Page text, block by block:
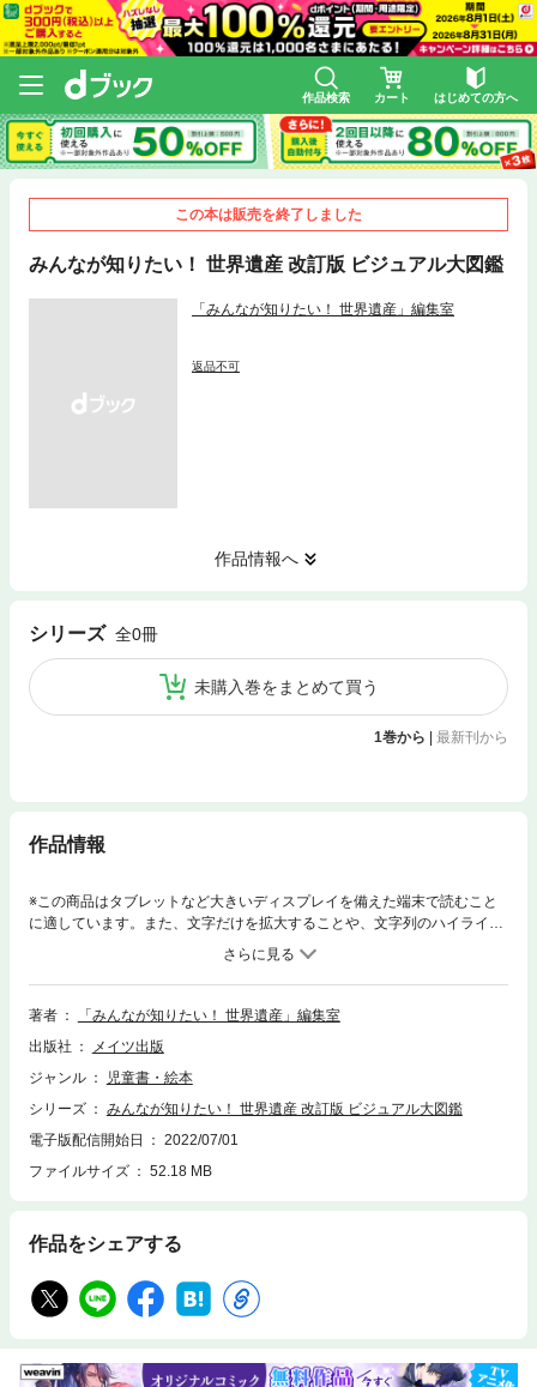
作品検索 カート はじめての方へ
この本は販売を終了しました
みんなが知りたい！ 世界遺産 改訂版 ビジュアル大図鑑
「みんなが知りたい！ 世界遺産」編集室
返品不可
作品情報へ
シリーズ 全0冊
未購入巻をまとめて買う
1巻から 最新刊から
作品情報
※この商品はタブレットなど大きいディスプレイを備えた端末で読むこと
に適しています。また、文字だけを拡大することや、文字列のハイライ
ト、検索、辞書の参照、引用などの機能が使用できません。★ 遺産が登録
される流れや「危機遺産」の解説付き! ★ 日本・海外の代表的な「文化遺
産」「自然遺産」「複合遺産」を大きな写真とわかりやすい解説でご紹介
します。◆◇◆ 本書について ◆◇◆本書は、世界遺産総数1154件(2022年1
を紹介しています。大きな写真で漢字にはルビをふり、小学生にもわかり
やすく解説しています。子どもから大人までの「みんなが知りたい! 」情
ることになるとうれしいです。◆◇◆ 主な目次 ◆◇◆☆ 巻頭特集一度は見た
い! 世界遺産ベスト10* マチュ・ピチュの歴史保護区(ペルー)* ナスカとパ
ルパの地上絵(ペルー)* アンコール(カンボジア)* アテネのアクロポリス(ギ
リシャ)* ヴェルサイユ宮殿と庭園(フランス)* 万里の長城(中国)・・・など
イ)* ルアン・パバンの町(ラオス)* 古都シギリヤ(スリランカ)* エルサレム
スチナ)* イスタンブール歴史地区(トルコ)* ペトラ(ヨルダン)* イスファハ
ンのイマーム広場(イラン)・・・など☆ 第2章東アジア・オセアニア* 九塞
ー・オペラハウス(オーストラリア)* グレート・バリア・リーフ(オースト
著者
「みんなが知りたい！ 世界遺産」編集室
出版社
メイツ出版
ジャンル
児童書・絵本
シリーズ
みんなが知りたい！ 世界遺産 改訂版 ビジュアル大図鑑
電子版配信開始日
2022/07/01
ファイルサイズ
52.18 MB
作品をシェアする